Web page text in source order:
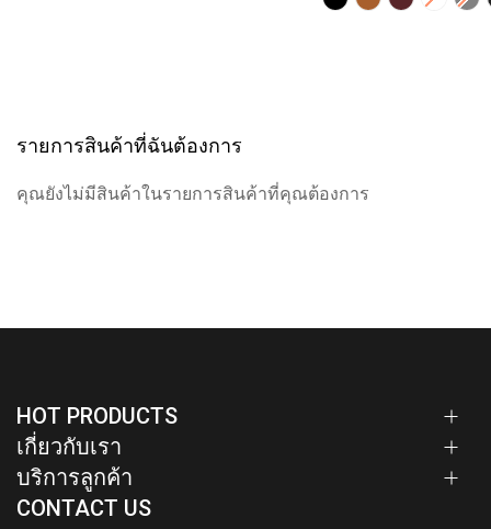
รายการสินค้าที่ฉันต้องการ
คุณยังไม่มีสินค้าในรายการสินค้าที่คุณต้องการ
HOT PRODUCTS
เกี่ยวกับเรา
บริการลูกค้า
CONTACT US